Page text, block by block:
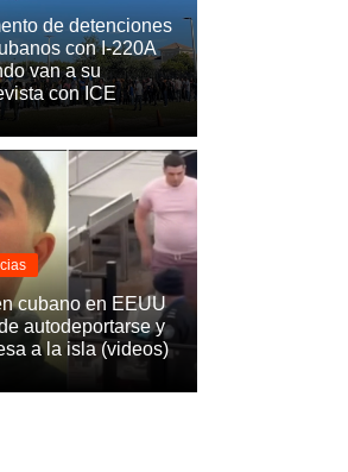
a cancelar parole a
One (videos)
de detenciones
con I-220A
van a su
con ICE
cubano en EEUU
autodeportarse y
a la isla (videos)